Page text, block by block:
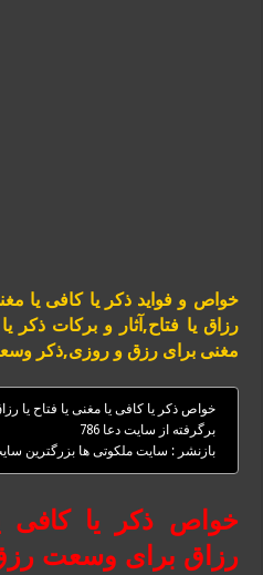
خواص و فواید ذکر یا کافی یا
رزاق یا فتاح,آثار و برکات ذکر
مغنی برای رزق و روزی,ذکر
خواص ذکر یا کافی یا مغنی یا فتاح یا
برگرفته از سایت دعا 786
بازنشر : سایت ملکوتی ها بزرگترین
خواص ذکر یا کافی
رزاق برای وسعت